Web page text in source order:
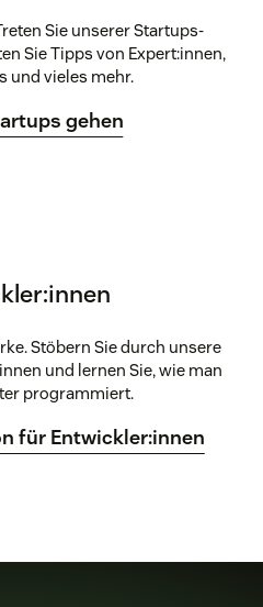
Sie unserer Startups-
Sie Tipps von Expert:innen,
und vieles mehr.
gehen
Stöbern Sie durch unsere
und lernen Sie, wie man
programmiert.
für Entwickler:innen